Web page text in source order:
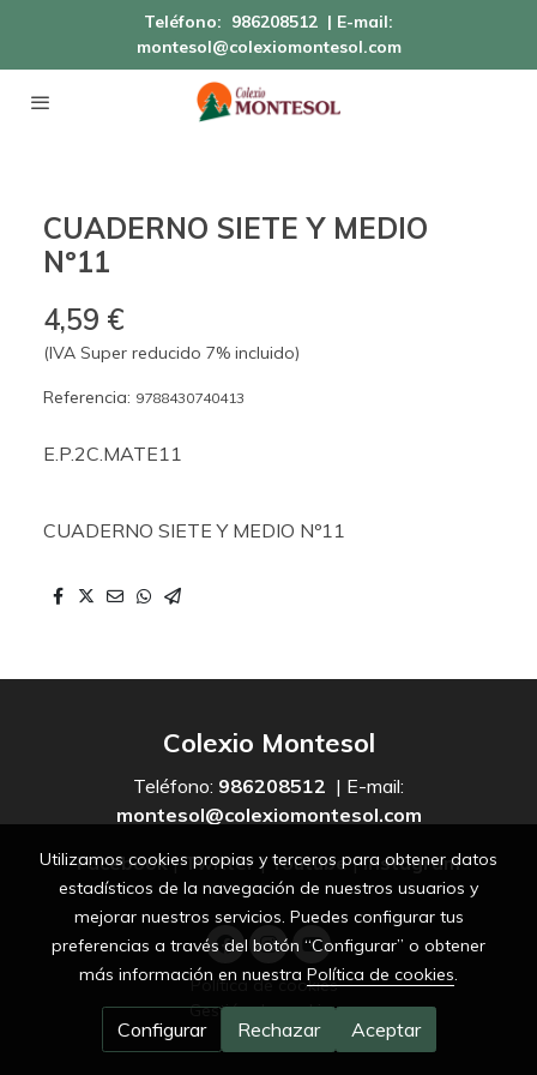
Teléfono: 986208512 | E-mail:
montesol@colexiomontesol.com
CUADERNO SIETE Y MEDIO
Nº11
4,59 €
(IVA Super reducido 7% incluido)
Referencia: 9788430740413
E.P.2C.MATE11
CUADERNO SIETE Y MEDIO Nº11
Colexio Montesol
Teléfono: 986208512 | E-mail:
montesol@colexiomontesol.com
Facebook|Twitter | Youtube|Instagram
Política de cookies
Gestión de cookies
Utilizamos cookies propias y terceros para obtener datos
estadísticos de la navegación de nuestros usuarios y
mejorar nuestros servicios. Puedes configurar tus
preferencias a través del botón “Configurar” o obtener
más información en nuestra Política de cookies.
Configurar Rechazar Aceptar